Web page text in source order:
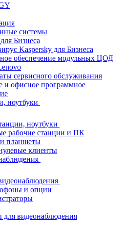
системы
Бизнеса
Kaspersky для Бизнеса
обеспечение модульных ЦОД
сервисного обслуживания
и офисное программное
ноутбуки
ноутбуки
рабочие станции и ПК
планшеты
клиенты
и опции
видеонаблюдения